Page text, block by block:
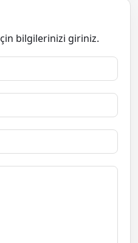
bilgilerinizi giriniz.